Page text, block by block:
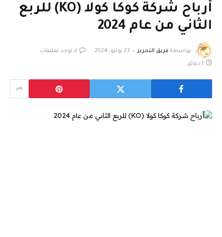
أرباح شركة كوكا كولا (KO) للربع
الثاني من عام 2024
بواسطة فريق التحرير 23 يوليو، 2024 لا توجد تعليقات
1 دقائق